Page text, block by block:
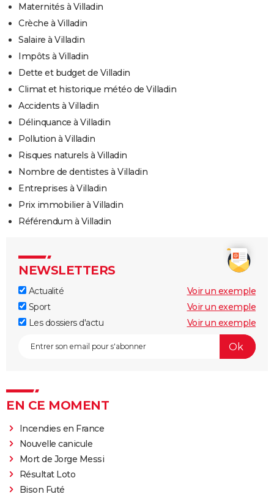
Maternités à Villadin
Crèche à Villadin
Salaire à Villadin
Impôts à Villadin
Dette et budget de Villadin
Climat et historique météo de Villadin
Accidents à Villadin
Délinquance à Villadin
Pollution à Villadin
Risques naturels à Villadin
Nombre de dentistes à Villadin
Entreprises à Villadin
Prix immobilier à Villadin
Référendum à Villadin
NEWSLETTERS
Actualité
Voir un exemple
Sport
Voir un exemple
Les dossiers d'actu
Voir un exemple
EN CE MOMENT
Incendies en France
Nouvelle canicule
Mort de Jorge Messi
Résultat Loto
Bison Futé